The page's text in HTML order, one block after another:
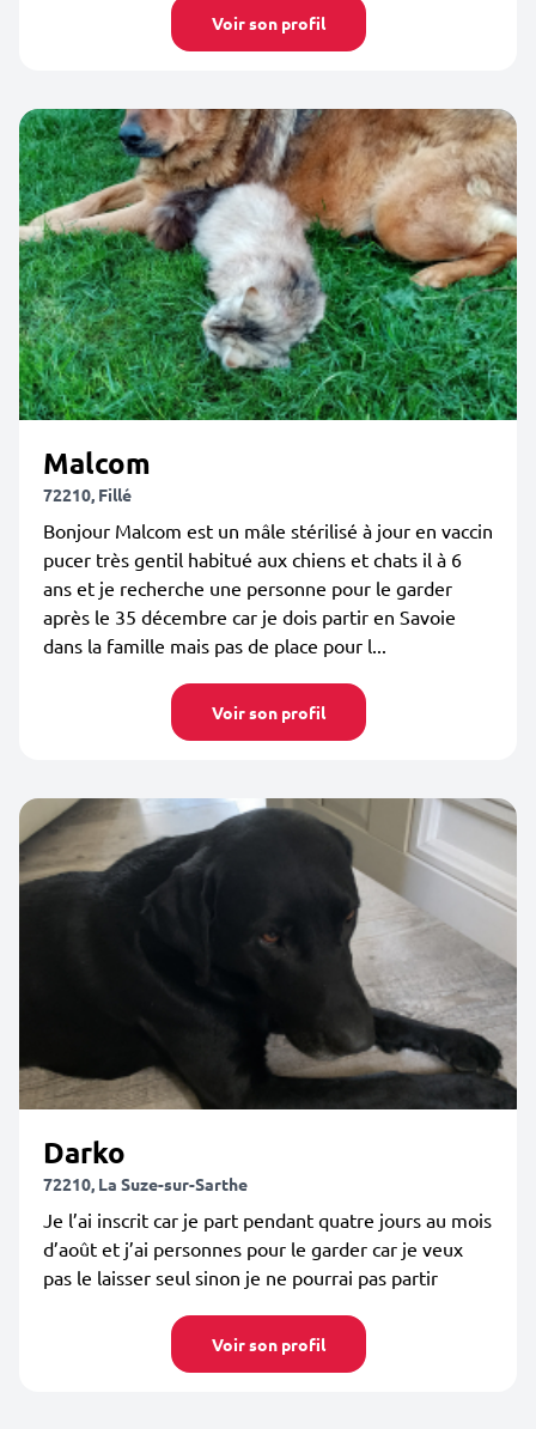
Voir son profil
Malcom
72210, Fillé
Bonjour Malcom est un mâle stérilisé à jour en vaccin
pucer très gentil habitué aux chiens et chats il à 6
ans et je recherche une personne pour le garder
après le 35 décembre car je dois partir en Savoie
dans la famille mais pas de place pour l...
Voir son profil
Darko
72210, La Suze-sur-Sarthe
Je l’ai inscrit car je part pendant quatre jours au mois
d’août et j’ai personnes pour le garder car je veux
pas le laisser seul sinon je ne pourrai pas partir
Voir son profil